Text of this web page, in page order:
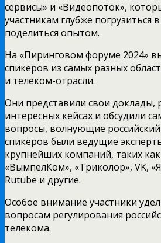
сервисы» и «Видеопоток»,
участникам глубже погрузиться
поделиться опытом.
На «Пиринговом форуме 2024»
спикеров из самых разных
и телеком-отрасли.
Они представили свои доклады,
интересных кейсах и обсудили
вопросы, волнующие
спикеров были ведущие
крупнейших компаний, таких
«ВымпелКом», «Триколор», VK,
Rutube и другие.
Особое внимание участники
вопросам регулирования
телекома.